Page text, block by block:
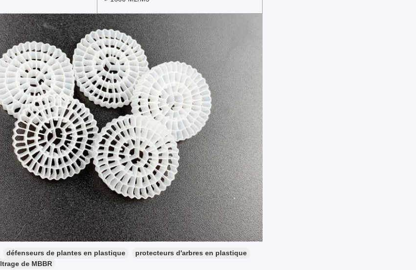
défenseurs de plantes en plastique
protecteurs d'arbres en plastique
de MBBR